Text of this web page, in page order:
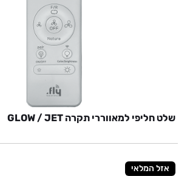
שלט חליפי למאווררי תקרה GLOW / JET
אזל המלאי